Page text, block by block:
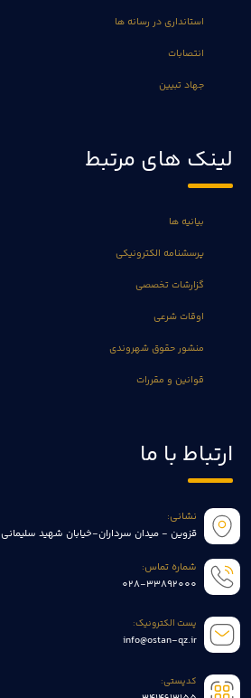
استانداری در رسانه ها
انتصابات
جهاد تبیین
لینک های مرتبط
بیانیه ها
پرسشنامه الکترونیکی
گزارشات تخصصی
اوقات شرعی
منشور حقوق شهروندی
قوانین و مقررات
ارتباط با ما
نشانی:
قزوین - میدان سرداران-خیابان شهید سلیمانی
شماره تماس:
028-33892000
پست الکترونیک:
info@ostan-qz.ir
کدپستی: